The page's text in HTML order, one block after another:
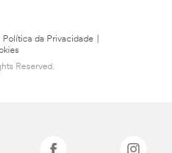
Política da Privacidade
Reserved.